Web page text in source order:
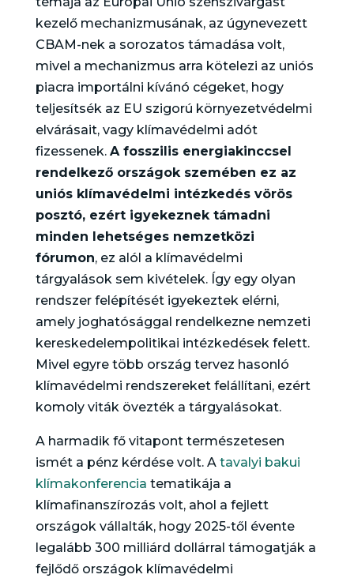
kezelő mechanizmusának, az úgynevezett
CBAM-nek a sorozatos támadása volt,
mivel a mechanizmus arra kötelezi az uniós
piacra importálni kívánó cégeket, hogy
teljesítsék az EU szigorú környezetvédelmi
elvárásait, vagy klímavédelmi adót
fizessenek. A fosszilis energiakinccsel
rendelkező országok szemében ez az
uniós klímavédelmi intézkedés vörös
posztó, ezért igyekeznek támadni
minden lehetséges nemzetközi
fórumon, ez alól a klímavédelmi
tárgyalások sem kivételek. Így egy olyan
rendszer felépítését igyekeztek elérni,
amely joghatósággal rendelkezne nemzeti
kereskedelempolitikai intézkedések felett.
Mivel egyre több ország tervez hasonló
klímavédelmi rendszereket felállítani, ezért
komoly viták övezték a tárgyalásokat.
A harmadik fő vitapont természetesen
ismét a pénz kérdése volt. A tavalyi bakui
klímakonferencia tematikája a
klímafinanszírozás volt, ahol a fejlett
országok vállalták, hogy 2025-től évente
legalább 300 milliárd dollárral támogatják a
fejlődő országok klímavédelmi